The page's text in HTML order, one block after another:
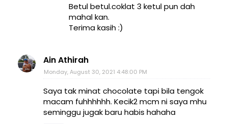
Betul betul.coklat 3 ketul pun dah
mahal kan.
Terima kasih :)
Ain Athirah
Monday, August 30, 2021 4:48:00 PM
Saya tak minat chocolate tapi bila tengok
macam fuhhhhhh. Kecik2 mcm ni saya mhu
seminggu jugak baru habis hahaha